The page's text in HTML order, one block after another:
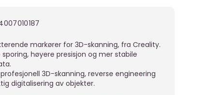
markører for 3D-skanning, fra Creality.
sporing, høyere presisjon og mer stabile
3D-skanning, reverse engineering
digitalisering av objekter.